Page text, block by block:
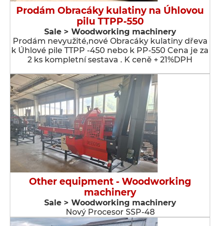
Prodám Obracáky kulatiny na Úhlovou
pilu TTPP-550
Sale > Woodworking machinery
Prodám nevyužité,nové Obracáky kulatiny dřeva
k Úhlové pile TTPP -450 nebo k PP-550 Cena je za
2 ks kompletní sestava . K ceně + 21%DPH
Other equipment - Woodworking
machinery
Sale > Woodworking machinery
Nový Procesor SSP-48